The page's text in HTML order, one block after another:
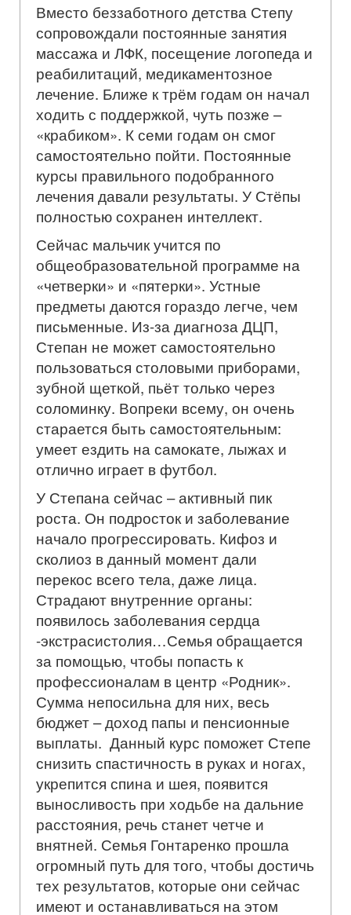
Вместо беззаботного детства Степу
сопровождали постоянные занятия
массажа и ЛФК, посещение логопеда и
реабилитаций, медикаментозное
лечение. Ближе к трём годам он начал
ходить с поддержкой, чуть позже –
«крабиком». К семи годам он смог
самостоятельно пойти. Постоянные
курсы правильного подобранного
лечения давали результаты. У Стёпы
полностью сохранен интеллект.
Сейчас мальчик учится по
общеобразовательной программе на
«четверки» и «пятерки». Устные
предметы даются гораздо легче, чем
письменные. Из-за диагноза ДЦП,
Степан не может самостоятельно
пользоваться столовыми приборами,
зубной щеткой, пьёт только через
соломинку. Вопреки всему, он очень
старается быть самостоятельным:
умеет ездить на самокате, лыжах и
отлично играет в футбол.
У Степана сейчас – активный пик
роста. Он подросток и заболевание
начало прогрессировать. Кифоз и
сколиоз в данный момент дали
перекос всего тела, даже лица.
Страдают внутренние органы:
появилось заболевания сердца
-экстрасистолия…Семья обращается
за помощью, чтобы попасть к
профессионалам в центр «Родник».
Сумма непосильна для них, весь
бюджет – доход папы и пенсионные
выплаты. Данный курс поможет Степе
снизить спастичность в руках и ногах,
укрепится спина и шея, появится
выносливость при ходьбе на дальние
расстояния, речь станет четче и
внятней. Семья Гонтаренко прошла
огромный путь для того, чтобы достичь
тех результатов, которые они сейчас
имеют и останавливаться на этом